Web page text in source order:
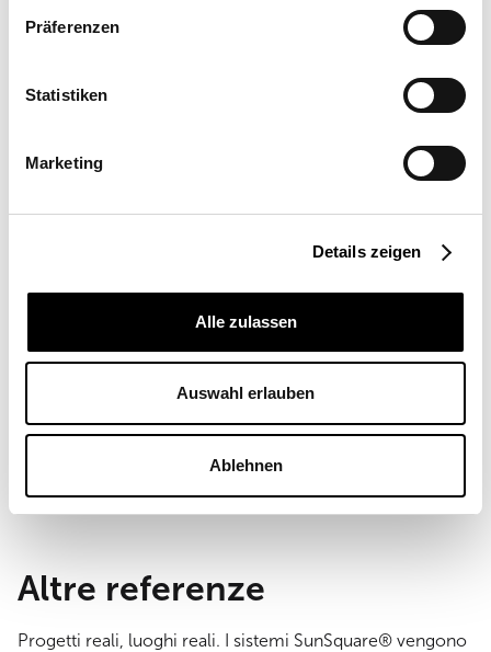
Präferenzen
Statistiken
Marketing
Details zeigen
Alle zulassen
Auswahl erlauben
Ablehnen
Austria
Commerciale
3 x 73 m²
Tipo di montaggio
Altre referenze
Progetti reali, luoghi reali. I sistemi SunSquare® vengono